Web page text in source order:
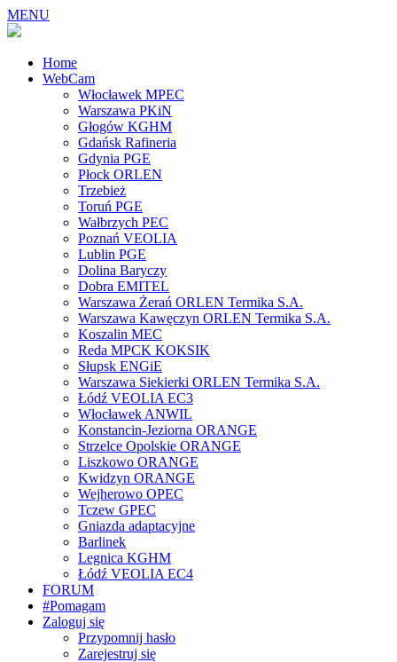
MENU
Home
WebCam
Włocławek MPEC
Warszawa PKiN
Głogów KGHM
Gdańsk Rafineria
Gdynia PGE
Płock ORLEN
Trzebież
Toruń PGE
Wałbrzych PEC
Poznań VEOLIA
Lublin PGE
Dolina Baryczy
Dobra EMITEL
Warszawa Żerań ORLEN Termika S.A.
Warszawa Kawęczyn ORLEN Termika S.A.
Koszalin MEC
Reda MPCK KOKSIK
Słupsk ENGiE
Warszawa Siekierki ORLEN Termika S.A.
Łódź VEOLIA EC3
Włocławek ANWIL
Konstancin-Jeziorna ORANGE
Strzelce Opolskie ORANGE
Liszkowo ORANGE
Kwidzyn ORANGE
Wejherowo OPEC
Tczew GPEC
Gniazda adaptacyjne
Barlinek
Legnica KGHM
Łódź VEOLIA EC4
FORUM
#Pomagam
Zaloguj się
Przypomnij hasło
Zarejestruj się